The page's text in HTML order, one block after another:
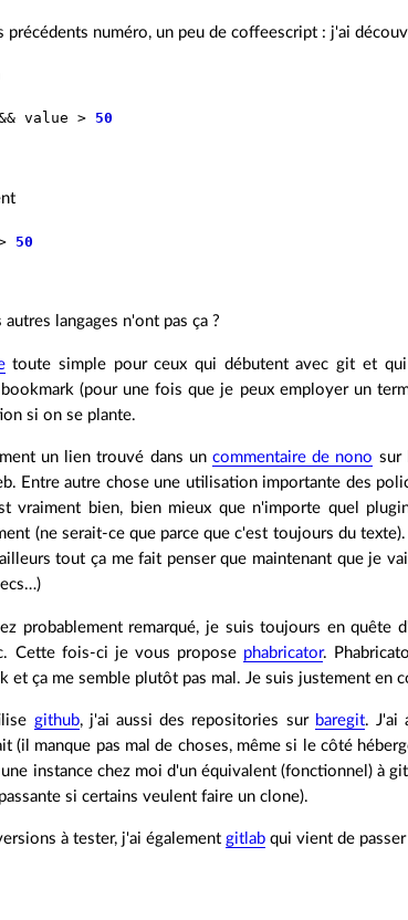
précédents numéro, un peu de coffeescript : j'ai
value > 50
50
langages n'ont pas ça ?
toute simple pour ceux qui débutent avec git et
bookmark (pour une fois que je peux employer un
si on se plante.
un lien trouvé dans un commentaire de nono sur
Entre autre chose une utilisation importante des
vraiment bien, bien mieux que n'importe quel
(ne serait-ce que parce que c'est toujours du
tout ça me fait penser que maintenant que je
probablement remarqué, je suis toujours en quête
Cette fois-ci je vous propose phabricator.
et ça me semble plutôt pas mal. Je suis justement en
github, j'ai aussi des repositories sur baregit. J'ai
(il manque pas mal de choses, même si le côté
instance chez moi d'un équivalent (fonctionnel) à
si certains veulent faire un clone).
à tester, j'ai égalementgitlab qui vient de